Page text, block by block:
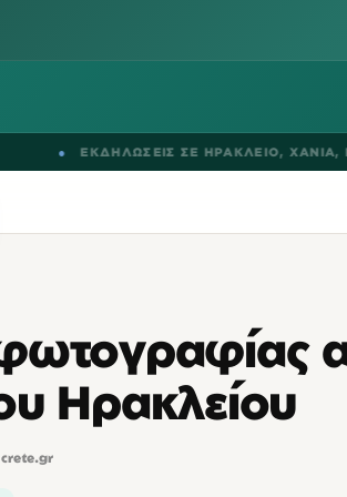
ΕΚΔΗΛΩΣΕΙΣ ΣΕΗΡΑΚΛΕΙΟ,ΧΑΝΙΑ,
Ηρακλείου